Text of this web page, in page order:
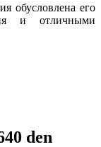
обусловлена его
и отличными
den